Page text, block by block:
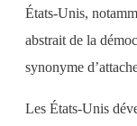
États-Unis,
abstrait de la
synonyme
Les États-Unis